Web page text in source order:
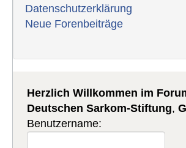
Datenschutzerklärung
Neue Forenbeiträge
Herzlich Willkommen im
Deutschen Sarkom-Stiftung,
Benutzername: